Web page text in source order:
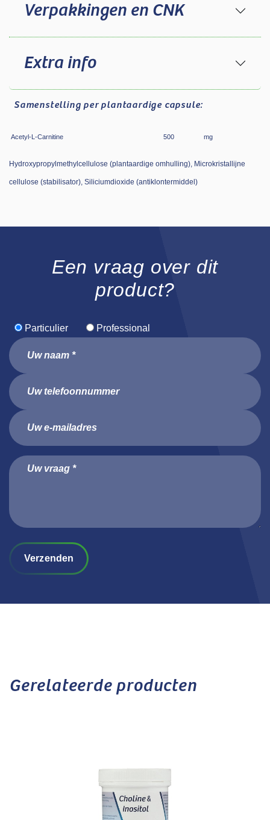
Verpakkingen en CNK
Extra info
Samenstelling per plantaardige capsule:
Acetyl-L-Carnitine 500 mg
Hydroxypropylmethylcellulose (plantaardige omhulling), Microkristallijne
cellulose (stabilisator), Siliciumdioxide (antiklontermiddel)
Een vraag over dit
product?
Particulier Professional
Verzenden
Gerelateerde producten